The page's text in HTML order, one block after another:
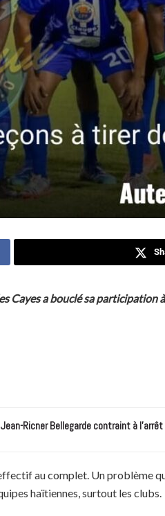
Cayes a bouclé sa participation
Jean-Ricner Bellegarde contraint à
au complet. Un problème
haïtiennes, surtout les clubs.